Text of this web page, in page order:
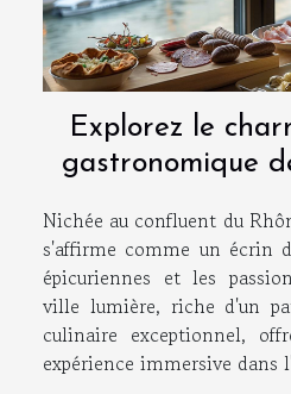
Explorez le
gastronomique
Nichée au confluent du
s'affirme comme un écrin
épicuriennes et les
ville lumière, riche d'un
culinaire exceptionnel,
expérience immersive dans